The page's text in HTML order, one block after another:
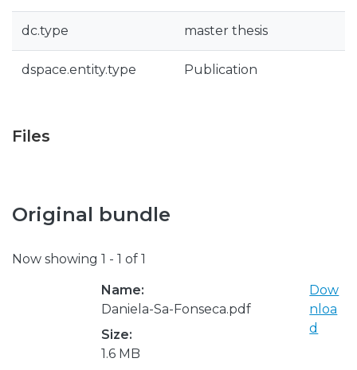
dc.type master thesis
dspace.entity.type Publication
Files
Original bundle
Now showing 1 - 1 of 1
Name:
Daniela-Sa-Fonseca.pdf
Size:
1.6 MB
Dow
nloa
d